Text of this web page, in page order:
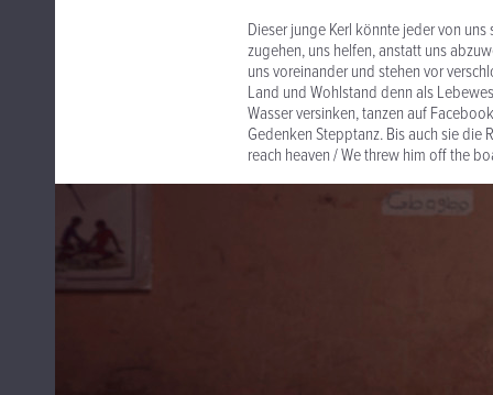
Dieser junge Kerl könnte jeder von
zugehen, uns helfen, anstatt uns
uns voreinander und stehen vor
Land und Wohlstand denn als
Wasser versinken, tanzen auf
Gedenken Stepptanz. Bis auch sie
reach heaven / We threw him off the